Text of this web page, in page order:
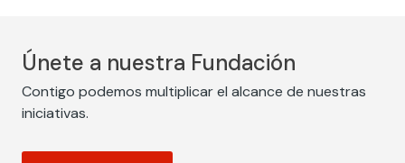
Únete a nuestra Fundación
Contigo podemos multiplicar el alcance de nuestras
iniciativas.